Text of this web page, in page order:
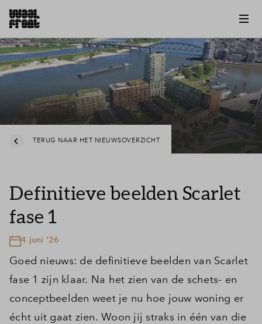
TERUG NAAR HET NIEUWSOVERZICHT
Definitieve beelden Scarlet
fase 1
4 juni '26
Goed nieuws: de definitieve beelden van Scarlet
fase 1 zijn klaar. Na het zien van de schets- en
conceptbeelden weet je nu hoe jouw woning er
écht uit gaat zien. Woon jij straks in één van die